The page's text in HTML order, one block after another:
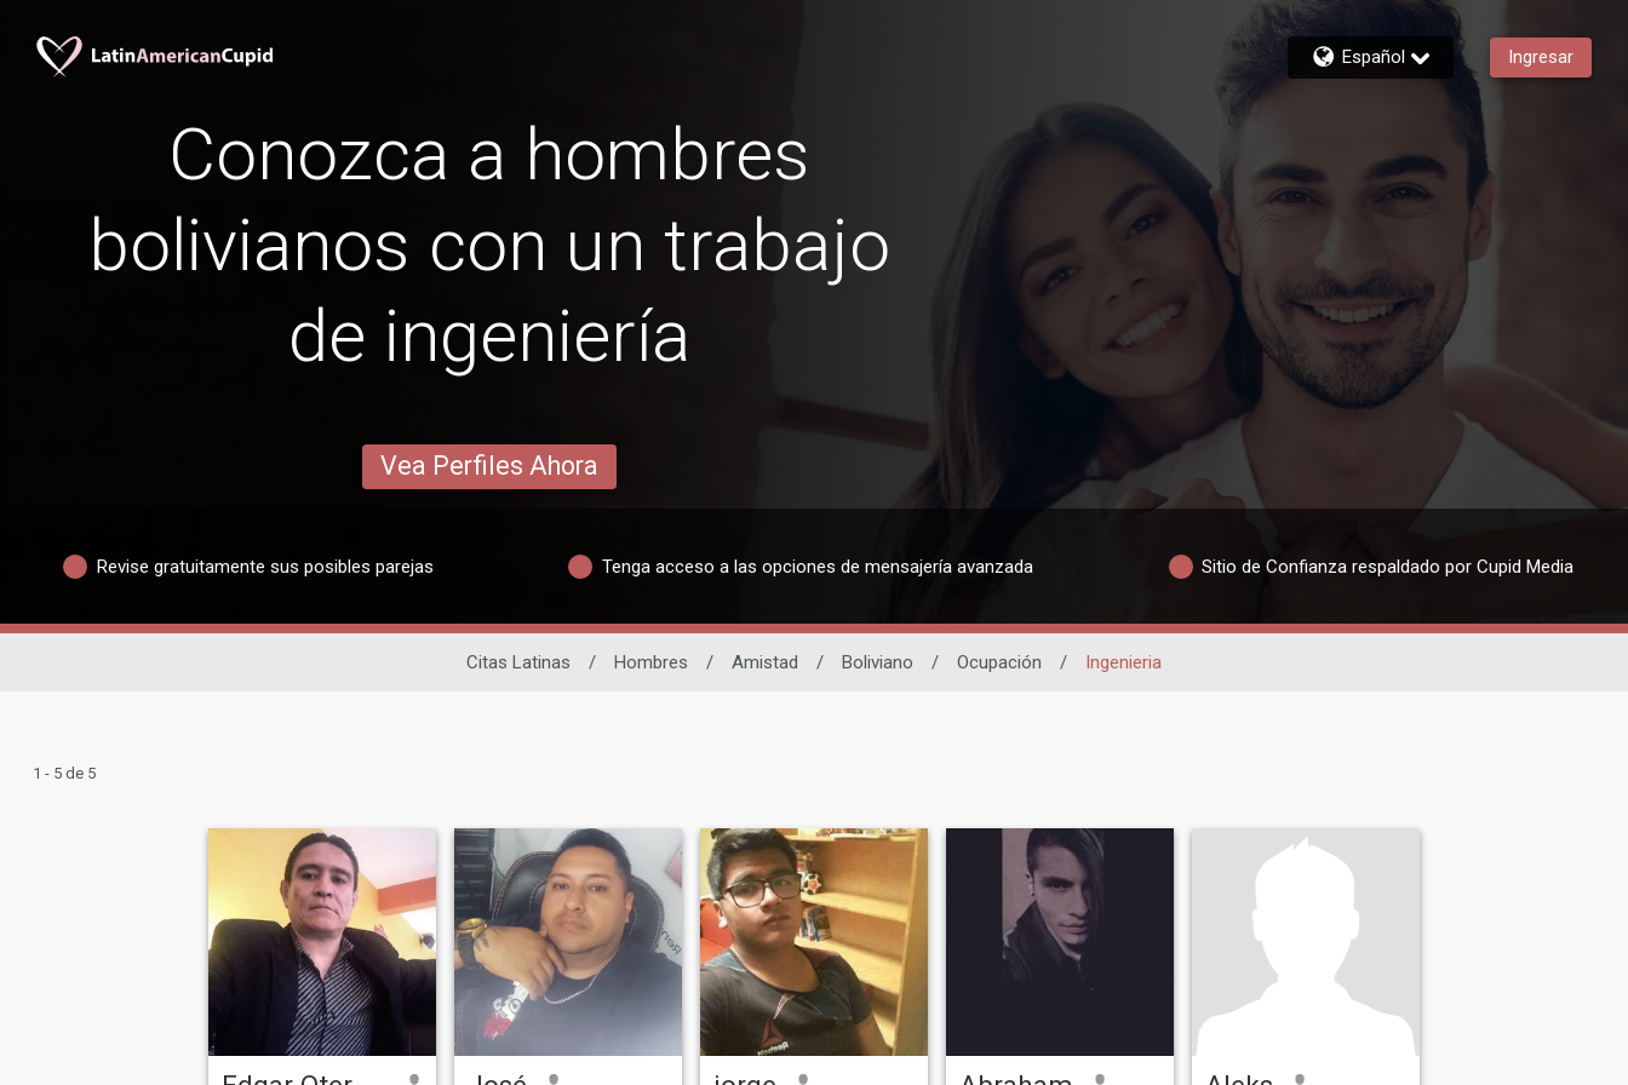
Español Ingresar
Conozca a hombres
bolivianos con un trabajo
de ingeniería
Vea Perfiles Ahora
Revise gratuitamente sus posibles parejas Tenga acceso a las opciones de mensajería avanzada Sitio de Confianza respaldado por Cupid Media
Citas Latinas / Hombres / Amistad / Boliviano / Ocupación / Ingenieria
1 - 5 de 5